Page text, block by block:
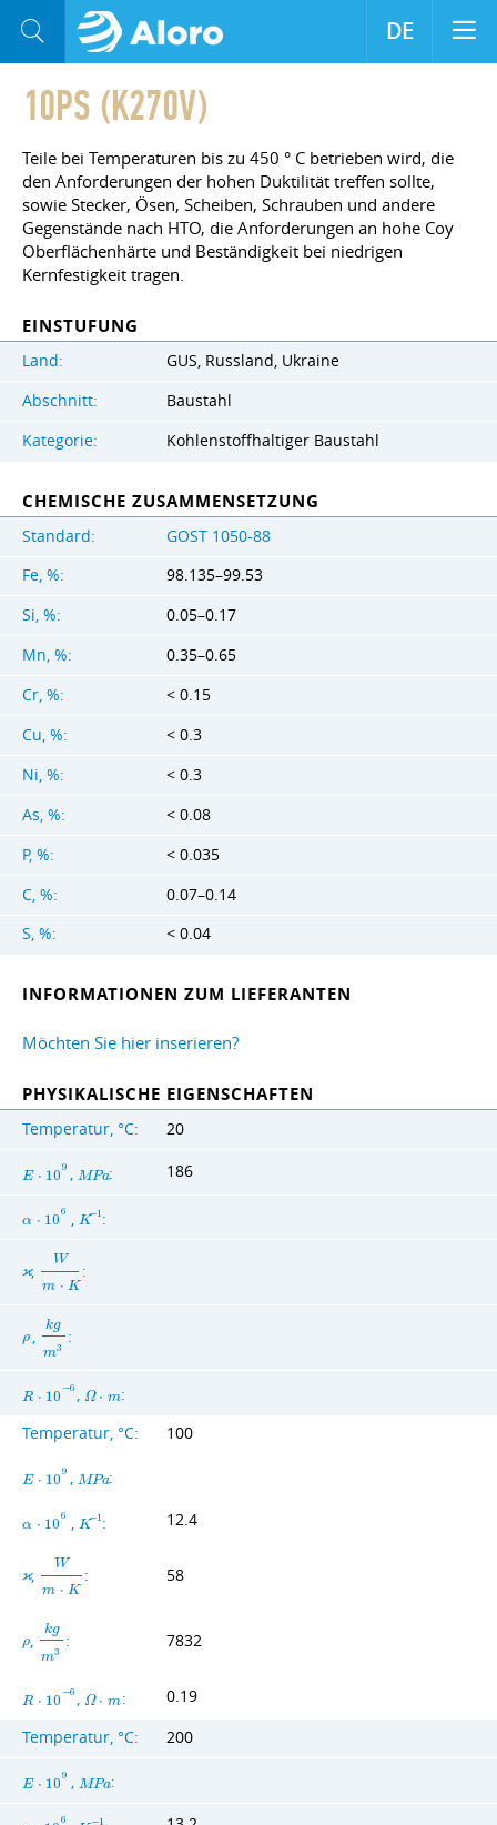
10PS (K270V)
Teile bei Temperaturen bis zu 450 ° C betrieben wird, die
den Anforderungen der hohen Duktilität treffen sollte,
sowie Stecker, Ösen, Scheiben, Schrauben und andere
Gegenstände nach HTO, die Anforderungen an hohe Coy
Oberflächenhärte und Beständigkeit bei niedrigen
Kernfestigkeit tragen.
EINSTUFUNG
Land:
GUS, Russland, Ukraine
Abschnitt:
Baustahl
Kategorie:
Kohlenstoffhaltiger Baustahl
CHEMISCHE ZUSAMMENSETZUNG
Standard:
GOST 1050-88
Fe, %:
98.135–99.53
Si, %:
0.05–0.17
Mn, %:
0.35–0.65
Cr, %:
< 0.15
Cu, %:
< 0.3
Ni, %:
< 0.3
As, %:
< 0.08
P, %:
< 0.035
C, %:
0.07–0.14
S, %:
< 0.04
INFORMATIONEN ZUM LIEFERANTEN
Möchten Sie hier inserieren?
PHYSIKALISCHE EIGENSCHAFTEN
Temperatur, °C: 20
E ⋅ 10
9 , MPa: 186
α ⋅ 10
6 ,K−1 :
ϰ,
W
m ⋅ K
:
ρ
kg
m3
:
R ⋅ 10
−6 , Ω ⋅ m:
Temperatur, °C:
100
E ⋅ 10
9 , MPa:
α ⋅ 10
6 ,K−1 : 12.4
ϰ,
W
m ⋅ K
: 58
ρ
kg
m3
: 7832
R ⋅ 10
−6 , Ω ⋅ m: 0.19
Temperatur, °C: 200
E ⋅ 10
9 , MPa:
6 −1
DE